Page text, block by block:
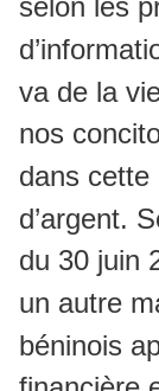
selon les
va de la
nos
dans cette
d’argent.
du 30 juin
un autre
béninois